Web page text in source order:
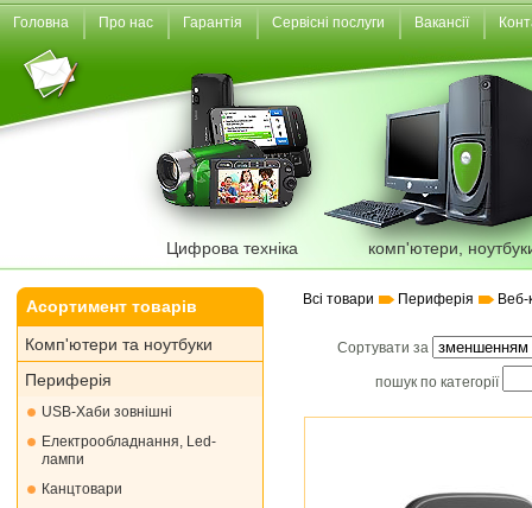
Головна Про нас Гарантія Сервісні послуги Вакансії
Цифрова техніка комп'ютери,
Асортимент товарів
Комп'ютери та ноутбуки
Периферія
USB-Хаби зовнішні
Електрообладнання, Led-
лампи
Канцтовари
Всі товари Периферія Веб-
Сортувати за
пошук по категорії